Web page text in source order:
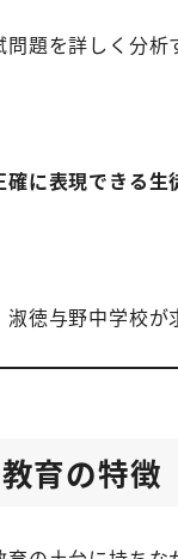
題を詳しく分
に表現できる生
徳与野中学校が
育の特徴